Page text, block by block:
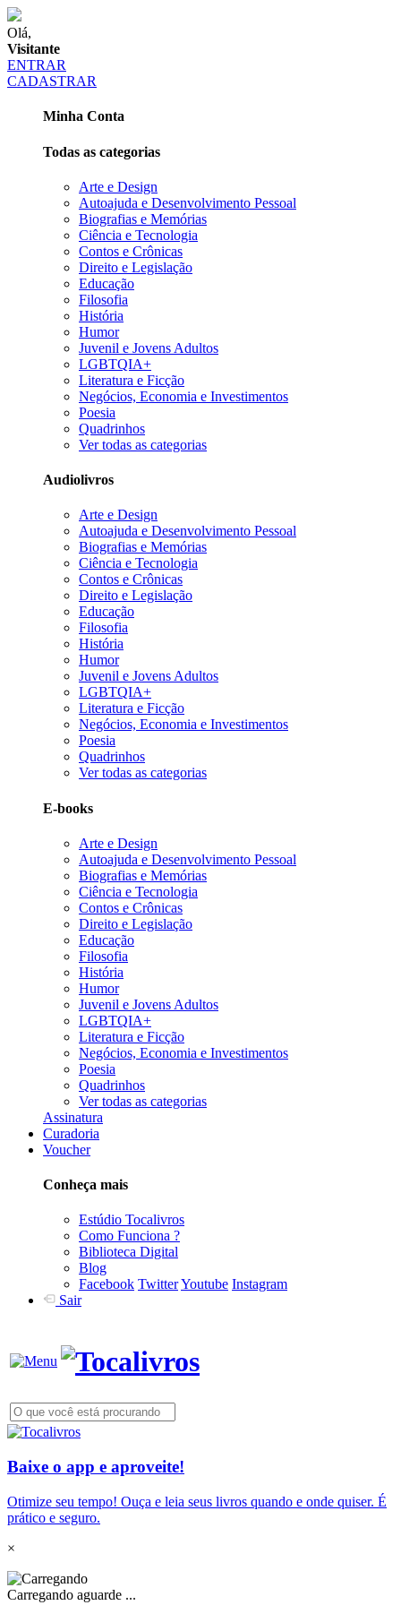
Olá,
Visitante
ENTRAR
CADASTRAR
Minha Conta
Todas as categorias
Arte e Design
Autoajuda e Desenvolvimento Pessoal
Biografias e Memórias
Ciência e Tecnologia
Contos e Crônicas
Direito e Legislação
Educação
Filosofia
História
Humor
Juvenil e Jovens Adultos
LGBTQIA+
Literatura e Ficção
Negócios, Economia e Investimentos
Poesia
Quadrinhos
Ver todas as categorias
Audiolivros
Arte e Design
Autoajuda e Desenvolvimento Pessoal
Biografias e Memórias
Ciência e Tecnologia
Contos e Crônicas
Direito e Legislação
Educação
Filosofia
História
Humor
Juvenil e Jovens Adultos
LGBTQIA+
Literatura e Ficção
Negócios, Economia e Investimentos
Poesia
Quadrinhos
Ver todas as categorias
E-books
Arte e Design
Autoajuda e Desenvolvimento Pessoal
Biografias e Memórias
Ciência e Tecnologia
Contos e Crônicas
Direito e Legislação
Educação
Filosofia
História
Humor
Juvenil e Jovens Adultos
LGBTQIA+
Literatura e Ficção
Negócios, Economia e Investimentos
Poesia
Quadrinhos
Ver todas as categorias
Assinatura
Curadoria
Voucher
Conheça mais
Estúdio Tocalivros
Como Funciona ?
Biblioteca Digital
Blog
Facebook TwitterYoutube Instagram
Sair
Baixe o app e aproveite!
Otimize seu tempo! Ouça e leia seus livros quando e onde quiser. É
prático e seguro.
×
Carregando aguarde ...